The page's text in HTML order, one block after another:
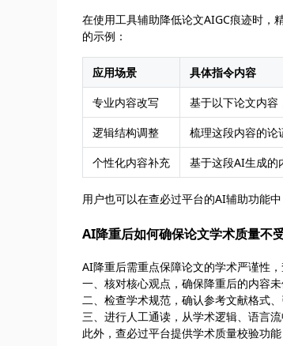
在使用工具辅助降低论文AIGC痕迹时
的示例：
应用场景
具体指令内容
专业内容改写
基于以下论文内容
逻辑结构调整
梳理这段内容的论
个性化内容补充
基于这段AI生成的
用户也可以在查必过平台的AI辅助功能
AI降重后如何确保论文学术质量不
AI降重后需重点保障论文的学术严谨性
一、核对核心观点，确保降重后的内容
二、检查学术规范，确认参考文献格式
三、进行人工通读，从学术逻辑、语言
此外，查必过平台提供学术质量校验功